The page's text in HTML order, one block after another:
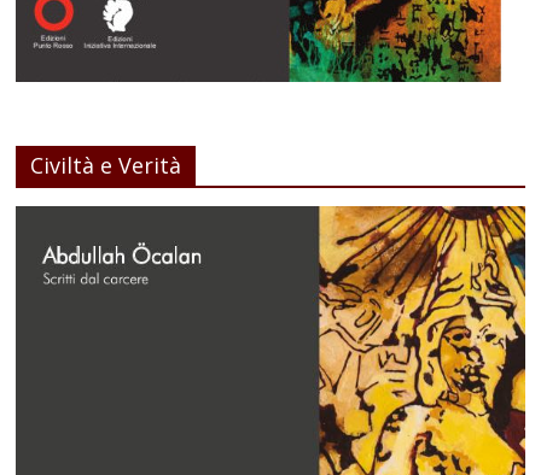
Civiltà e Verità